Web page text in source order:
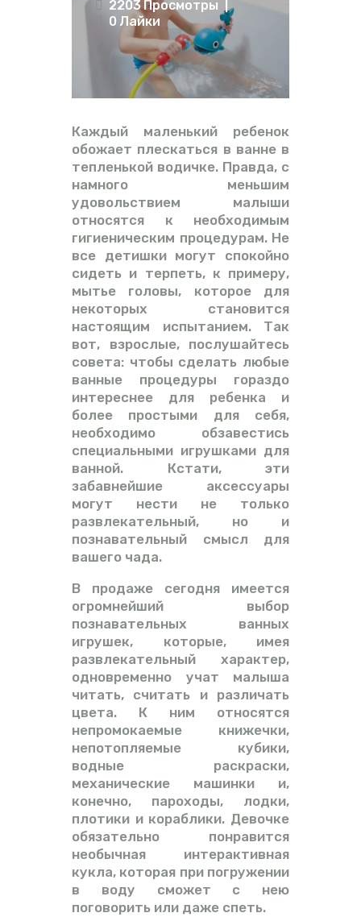
ВИДЕО
ФОРУМ
2203Просмотры
0 Лайки
Каждый маленький ребенок
обожает плескаться в ванне в
тепленькой водичке. Правда, с
намного меньшим
удовольствием малыши
относятся к необходимым
гигиеническим процедурам. Не
все детишки могут спокойно
сидеть и терпеть, к примеру,
мытье головы, которое для
некоторых становится
настоящим испытанием. Так
вот, взрослые, послушайтесь
совета: чтобы сделать любые
ванные процедуры гораздо
интереснее для ребенка и
более простыми для себя,
необходимо обзавестись
специальными игрушками для
ванной. Кстати, эти
забавнейшие аксессуары
могут нести не только
развлекательный, но и
познавательный смысл для
вашего чада.
В продаже сегодня имеется
огромнейший выбор
познавательных ванных
игрушек, которые, имея
развлекательный характер,
одновременно учат малыша
читать, считать и различать
цвета. К ним относятся
непромокаемые книжечки,
непотопляемые кубики,
водные раскраски,
механические машинки и,
конечно, пароходы, лодки,
плотики и кораблики. Девочке
обязательно понравится
необычная интерактивная
кукла, которая при погружении
в воду сможет с нею
поговорить или даже спеть.